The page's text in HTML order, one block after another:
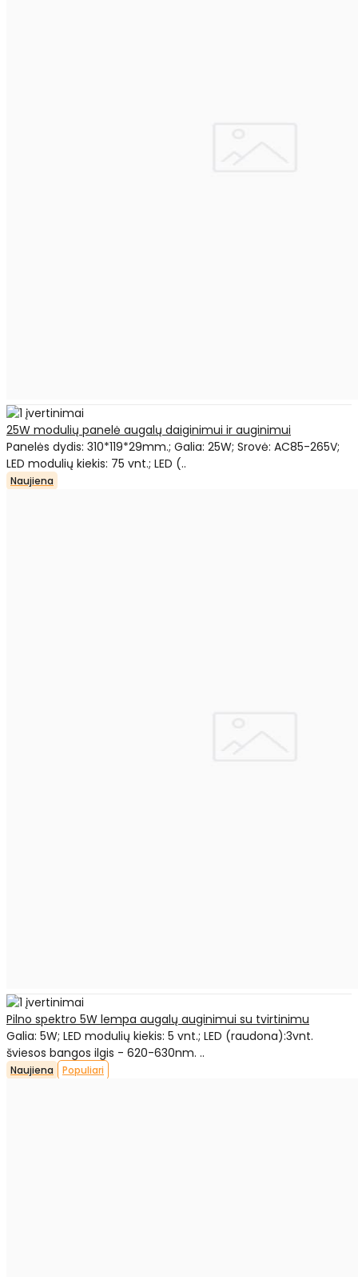
25W modulių panelė augalų daiginimui ir auginimui
Panelės dydis: 310*119*29mm.; Galia: 25W; Srovė: AC85-265V;
LED modulių kiekis: 75 vnt.; LED (..
Naujiena
Pilno spektro 5W lempa augalų auginimui su tvirtinimu
Galia: 5W; LED modulių kiekis: 5 vnt.; LED (raudona):3vnt.
šviesos bangos ilgis - 620-630nm. ..
Naujiena Populiari